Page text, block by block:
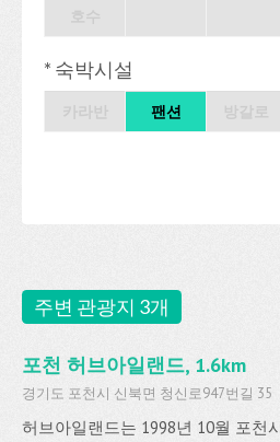
* 숙박시설
팬션
주변 관광지 3개
포천 허브아일랜드, 1.6km
경기도 포천시 신북면 청신로947번길 35
허브아일랜드는 1998년 10월 포천